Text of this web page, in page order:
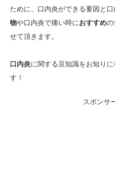
ために、口内炎ができる要因と
物や口内炎で痛い時におすすめの
せて頂きます。
口内炎に関する豆知識をお知り
す！
スポンサ